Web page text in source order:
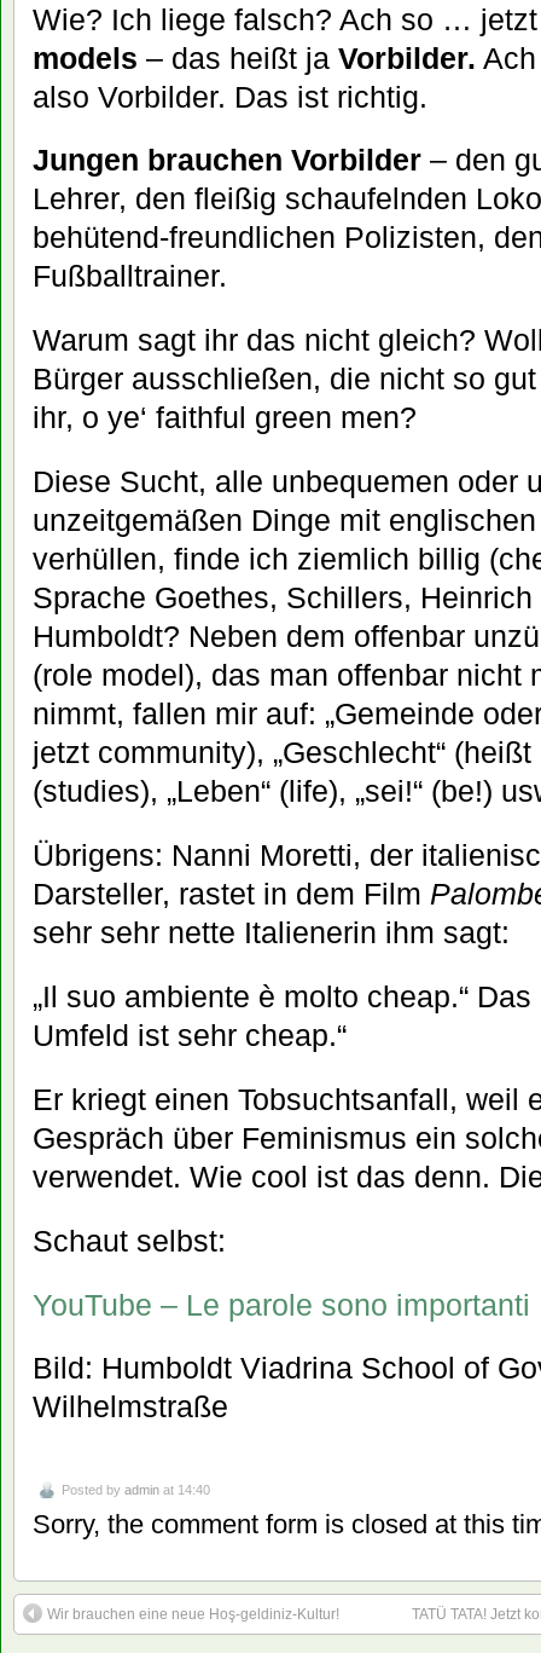
Wie? Ich liege falsch? Ach so …
models – das heißt ja Vorbilder.
also Vorbilder. Das ist richtig.
Jungen brauchen Vorbilder – den
Lehrer, den fleißig schaufelnden
behütend-freundlichen Polizisten,
Fußballtrainer.
Warum sagt ihr das nicht gleich?
Bürger ausschließen, die nicht so
ihr, o ye‘ faithful green men?
Diese Sucht, alle unbequemen oder
unzeitgemäßen Dinge mit
verhüllen, finde ich ziemlich billig
Sprache Goethes, Schillers,
Humboldt? Neben dem offenbar
(role model), das man offenbar nicht
nimmt, fallen mir auf: „Gemeinde
jetzt community), „Geschlecht“ (heißt
(studies), „Leben“ (life), „sei!“ (be!)
Übrigens: Nanni Moretti, der
Darsteller, rastet in dem Film
sehr sehr nette Italienerin ihm sagt:
„Il suo ambiente è molto cheap.“
Umfeld ist sehr cheap.“
Er kriegt einen Tobsuchtsanfall, weil
Gespräch über Feminismus ein
verwendet. Wie cool ist das denn.
Schaut selbst:
YouTube – Le parole sono importanti
Bild: Humboldt Viadrina School of
Wilhelmstraße
Posted by admin at 14:40
Sorry, the comment form is closed at this
Wir brauchen eine neue Hoş-geldiniz-Kultur! TATÜ TATA! Jetzt